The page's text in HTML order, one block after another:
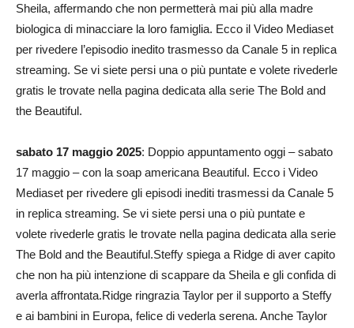
Sheila, affermando che non permetterà mai più alla madre
biologica di minacciare la loro famiglia. Ecco il Video Mediaset
per rivedere l’episodio inedito trasmesso da Canale 5 in replica
streaming. Se vi siete persi una o più puntate e volete rivederle
gratis le trovate nella pagina dedicata alla serie The Bold and
the Beautiful.
sabato 17 maggio 2025: Doppio appuntamento oggi – sabato
17 maggio – con la soap americana Beautiful. Ecco i Video
Mediaset per rivedere gli episodi inediti trasmessi da Canale 5
in replica streaming. Se vi siete persi una o più puntate e
volete rivederle gratis le trovate nella pagina dedicata alla serie
The Bold and the Beautiful.Steffy spiega a Ridge di aver capito
che non ha più intenzione di scappare da Sheila e gli confida di
averla affrontata.Ridge ringrazia Taylor per il supporto a Steffy
e ai bambini in Europa, felice di vederla serena. Anche Taylor